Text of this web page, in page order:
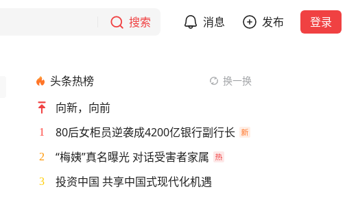
搜索 消息 发布 登录
头条热榜 换一换
向新，向前
1 80后女柜员逆袭成4200亿银行副行长
2 “梅姨”真名曝光 对话受害者家属
3 投资中国 共享中国式现代化机遇